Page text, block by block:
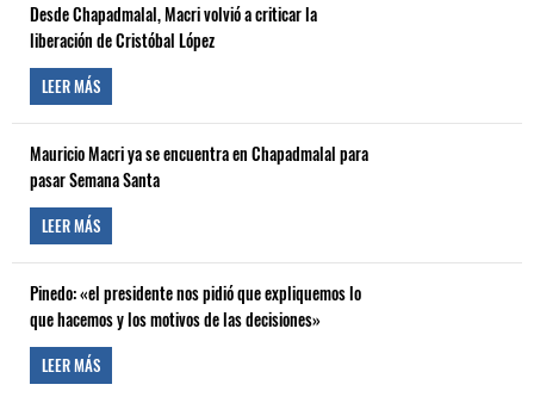
Desde Chapadmalal, Macri volvió a criticar la
liberación de Cristóbal López
LEER MÁS
Mauricio Macri ya se encuentra en Chapadmalal para
pasar Semana Santa
LEER MÁS
Pinedo: «el presidente nos pidió que expliquemos lo
que hacemos y los motivos de las decisiones»
LEER MÁS